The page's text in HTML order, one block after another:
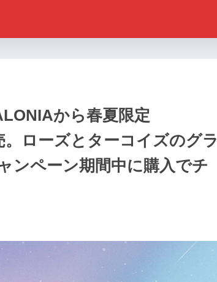
から春夏限定
。ローズとターコイズのグラ
ンペーン期間中に購入でチ